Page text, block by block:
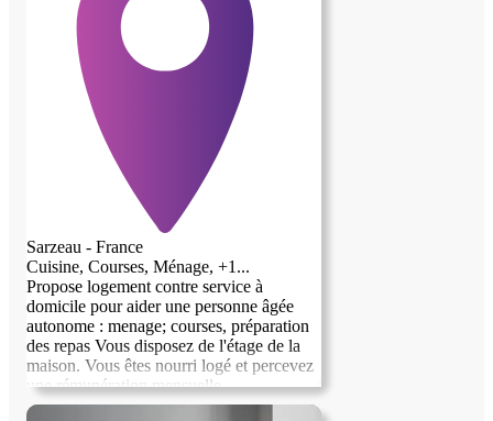
Sarzeau - France
Cuisine, Courses, Ménage, +1...
Propose logement contre service à
domicile pour aider une personne âgée
autonome : menage; courses, préparation
des repas Vous disposez de l'étage de la
maison. Vous êtes nourri logé et percevez
une rémunération mensuelle